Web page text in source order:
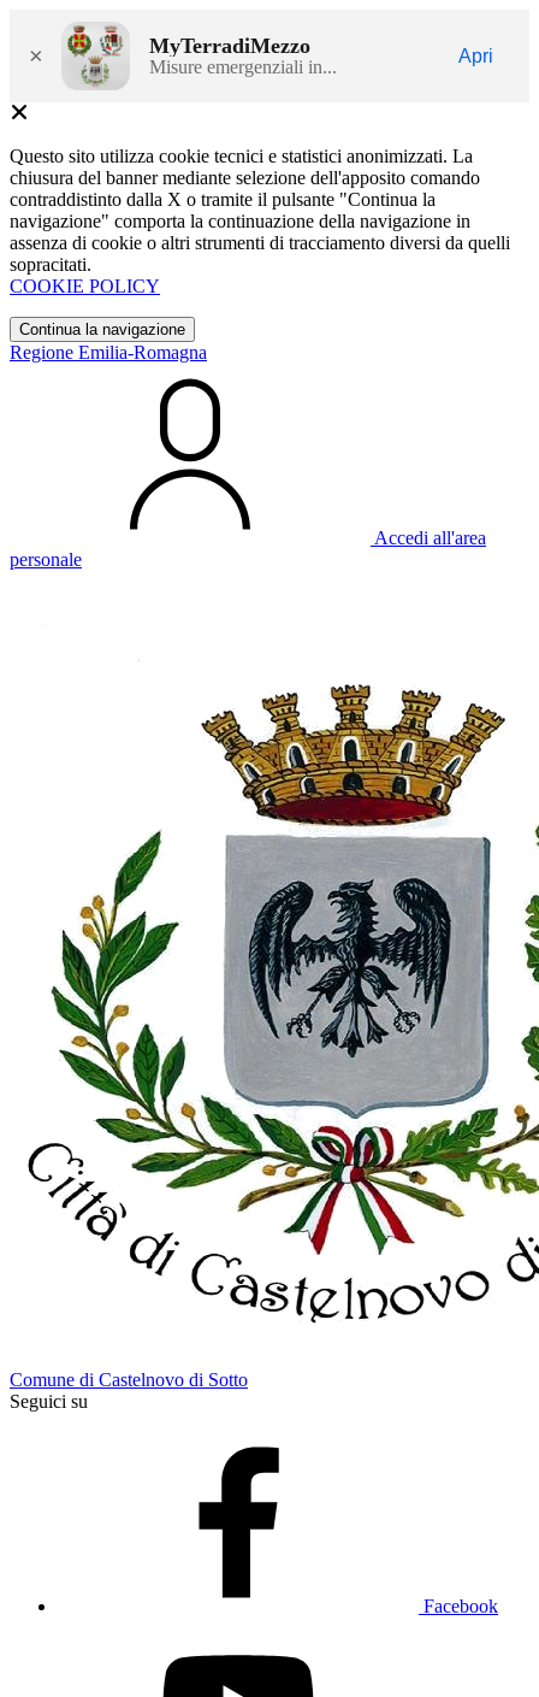
× MyTerradiMezzo
Misure emergenziali in...
Apri
Questo sito utilizza cookie tecnici e statistici anonimizzati. La
chiusura del banner mediante selezione dell'apposito comando
contraddistinto dalla X o tramite il pulsante "Continua la
navigazione" comporta la continuazione della navigazione in
assenza di cookie o altri strumenti di tracciamento diversi da quelli
sopracitati.
COOKIE POLICY
Continua la navigazione
Regione Emilia-Romagna
Accedi all'area
personale
Comune di Castelnovo di Sotto
Seguici su
Facebook